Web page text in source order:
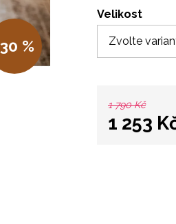
%
Velikost
1 790 Kč
1 253